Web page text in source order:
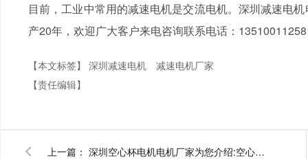
目前，工业中常用的减速电机是交流电机。深圳减速电
产20年，欢迎广大客户来电咨询联系电话：13510011258
【本文标签】 深圳减速电机
减速电机厂家
【责任编辑】
上一篇： 深圳空心杯电机电机厂家为您介绍:空心杯电机